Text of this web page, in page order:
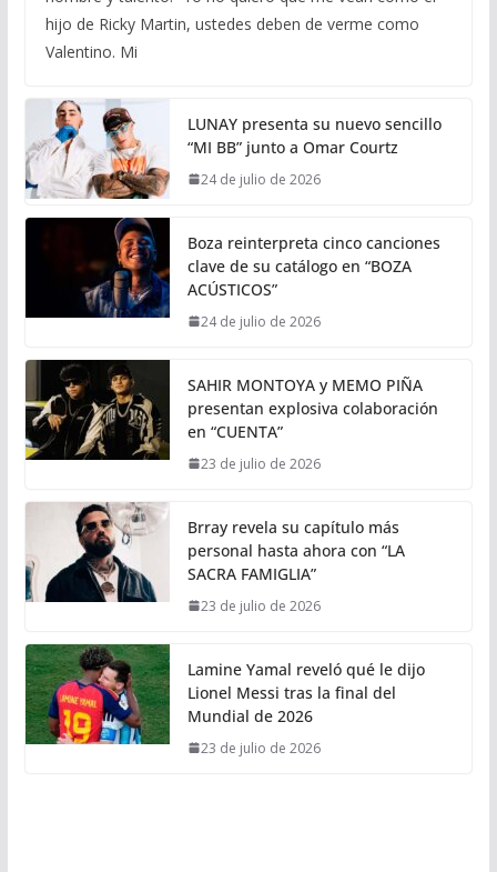
hijo de Ricky Martin, ustedes deben de verme como
Valentino. Mi
LUNAY presenta su nuevo sencillo
“MI BB” junto a Omar Courtz
24 de julio de 2026
Boza reinterpreta cinco canciones
clave de su catálogo en “BOZA
ACÚSTICOS”
24 de julio de 2026
SAHIR MONTOYA y MEMO PIÑA
presentan explosiva colaboración
en “CUENTA”
23 de julio de 2026
Brray revela su capítulo más
personal hasta ahora con “LA
SACRA FAMIGLIA”
23 de julio de 2026
Lamine Yamal reveló qué le dijo
Lionel Messi tras la final del
Mundial de 2026
23 de julio de 2026